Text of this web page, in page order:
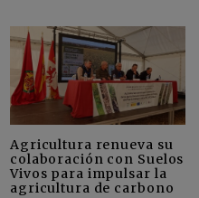
Agricultura renueva su
colaboración con Suelos
Vivos para impulsar la
agricultura de carbono